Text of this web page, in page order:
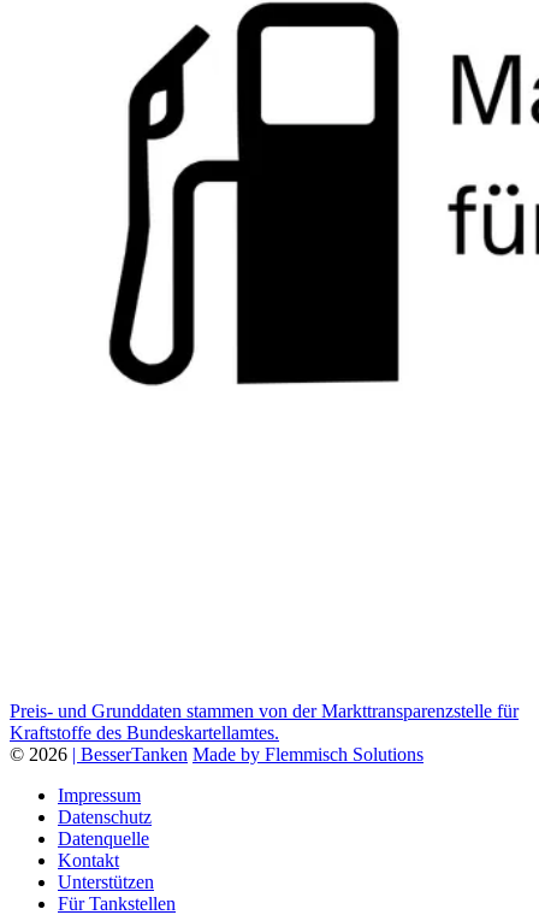
Preis- und Grunddaten stammen von der Markttransparenzstelle für
Kraftstoffe des Bundeskartellamtes.
© 2026 | BesserTanken Made by Flemmisch Solutions
Impressum
Datenschutz
Datenquelle
Kontakt
Unterstützen
Für Tankstellen